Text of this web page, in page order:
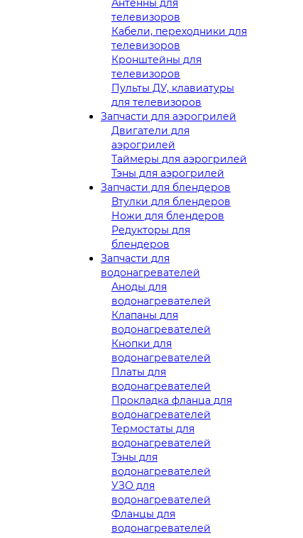
телевизоров
Кабели, переходники для
телевизоров
Кронштейны для
телевизоров
Пульты ДУ, клавиатуры
для телевизоров
Запчасти для аэрогрилей
Двигатели для
аэрогрилей
Таймеры для аэрогрилей
Тэны для аэрогрилей
Запчасти для блендеров
Втулки для блендеров
Ножи для блендеров
Редукторы для
блендеров
Запчасти для
водонагревателей
Аноды для
водонагревателей
Клапаны для
водонагревателей
Кнопки для
водонагревателей
Платы для
водонагревателей
Прокладка фланца для
водонагревателей
Термостаты для
водонагревателей
Тэны для
водонагревателей
УЗО для
водонагревателей
Фланцы для
водонагревателей